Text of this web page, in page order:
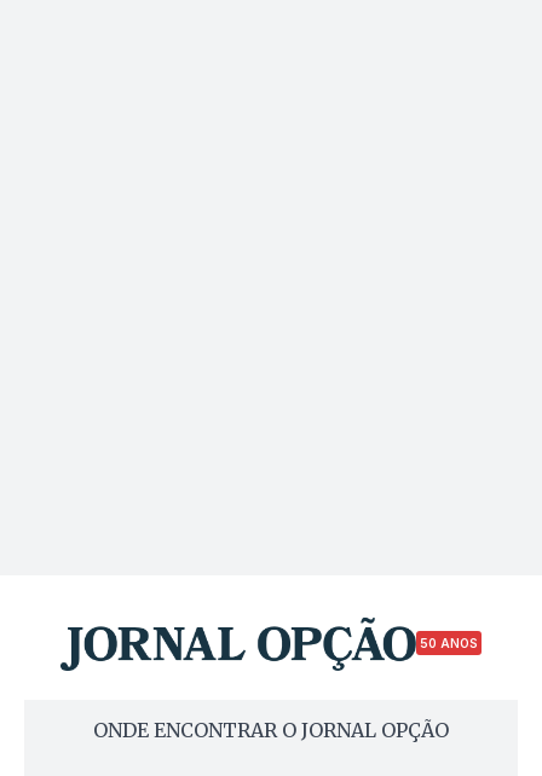
50 ANOS
ONDE ENCONTRAR O JORNAL OPÇÃO